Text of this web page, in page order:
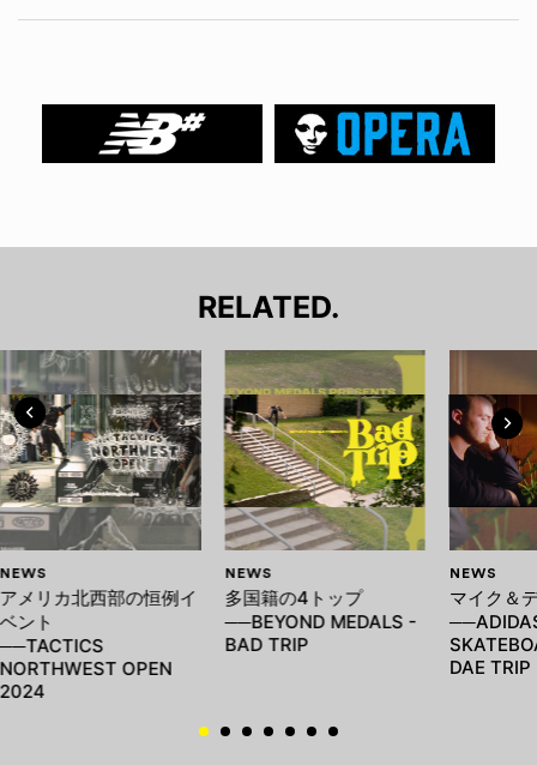
RELATED.
NEWS
アメリカ北西部の恒例イ
ベント
──TACTICS
NORTHWEST OPEN
2024
NEWS
多国籍の4トップ
──BEYOND MEDALS -
BAD TRIP
NEWS
マイク＆
DAE TRIP